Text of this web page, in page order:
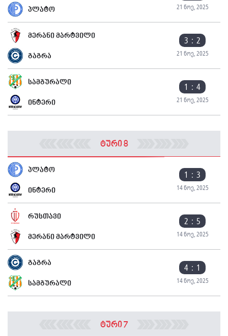
21 ნოე, 2025
პლატო
მერანი მარტვილი 3 : 2
21 ნოე, 2025
გაგრა
სამგურალი 1 : 4
21 ნოე, 2025
ინტერი
ტური 8
პლატო 1 : 3
14 ნოე, 2025
ინტერი
რუსთავი 2 : 5
14 ნოე, 2025
მერანი მარტვილი
გაგრა 4 : 1
14 ნოე, 2025
სამგურალი
ტური 7